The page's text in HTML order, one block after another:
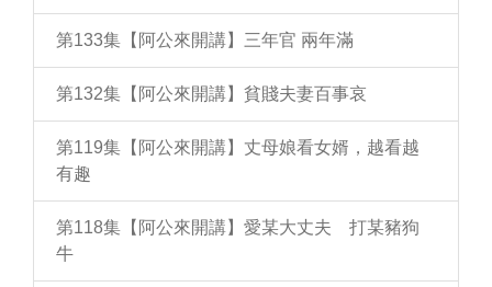
第133集【阿公來開講】三年官 兩年滿
第132集【阿公來開講】貧賤夫妻百事哀
第119集【阿公來開講】丈母娘看女婿，越看越
有趣
第118集【阿公來開講】愛某大丈夫 打某豬狗
牛